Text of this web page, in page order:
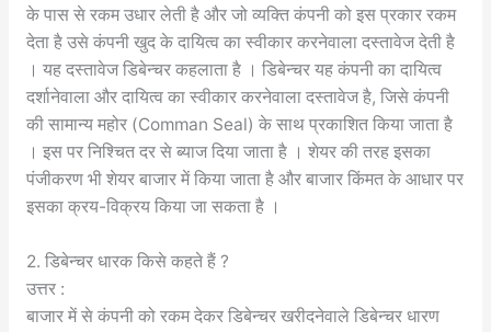
के पास से रकम उधार लेती है और जो व्यक्ति कंपनी को इस प्रकार रकम
देता है उसे कंपनी खुद के दायित्व का स्वीकार करनेवाला दस्तावेज देती है
। यह दस्तावेज डिबेन्चर कहलाता है । डिबेन्चर यह कंपनी का दायित्व
दर्शानेवाला और दायित्व का स्वीकार करनेवाला दस्तावेज है, जिसे कंपनी
की सामान्य महोर (Comman Seal) के साथ प्रकाशित किया जाता है
। इस पर निश्चित दर से ब्याज दिया जाता है । शेयर की तरह इसका
पंजीकरण भी शेयर बाजार में किया जाता है और बाजार किंमत के आधार पर
इसका क्रय-विक्रय किया जा सकता है ।
2. डिबेन्चर धारक किसे कहते हैं ?
उत्तर :
बाजार में से कंपनी को रकम देकर डिबेन्चर खरीदनेवाले डिबेन्चर धारण